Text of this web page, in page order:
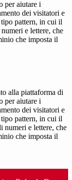
per aiutare i
dei visitatori e
pattern, in cui il
e lettere, che
che imposta il
alla piattaforma di
per aiutare i
dei visitatori e
pattern, in cui il
numeri e lettere, che
che imposta il